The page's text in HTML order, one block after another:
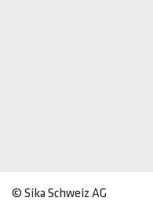
© Sika Schweiz AG